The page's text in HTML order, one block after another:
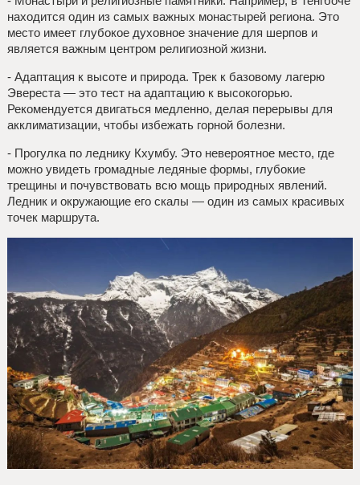
находится один из самых важных монастырей региона. Это
место имеет глубокое духовное значение для шерпов и
является важным центром религиозной жизни.
- Адаптация к высоте и природа. Трек к базовому лагерю
Эвереста — это тест на адаптацию к высокогорью.
Рекомендуется двигаться медленно, делая перерывы для
акклиматизации, чтобы избежать горной болезни.
- Прогулка по леднику Кхумбу. Это невероятное место, где
можно увидеть громадные ледяные формы, глубокие
трещины и почувствовать всю мощь природных явлений.
Ледник и окружающие его скалы — один из самых красивых
точек маршрута.